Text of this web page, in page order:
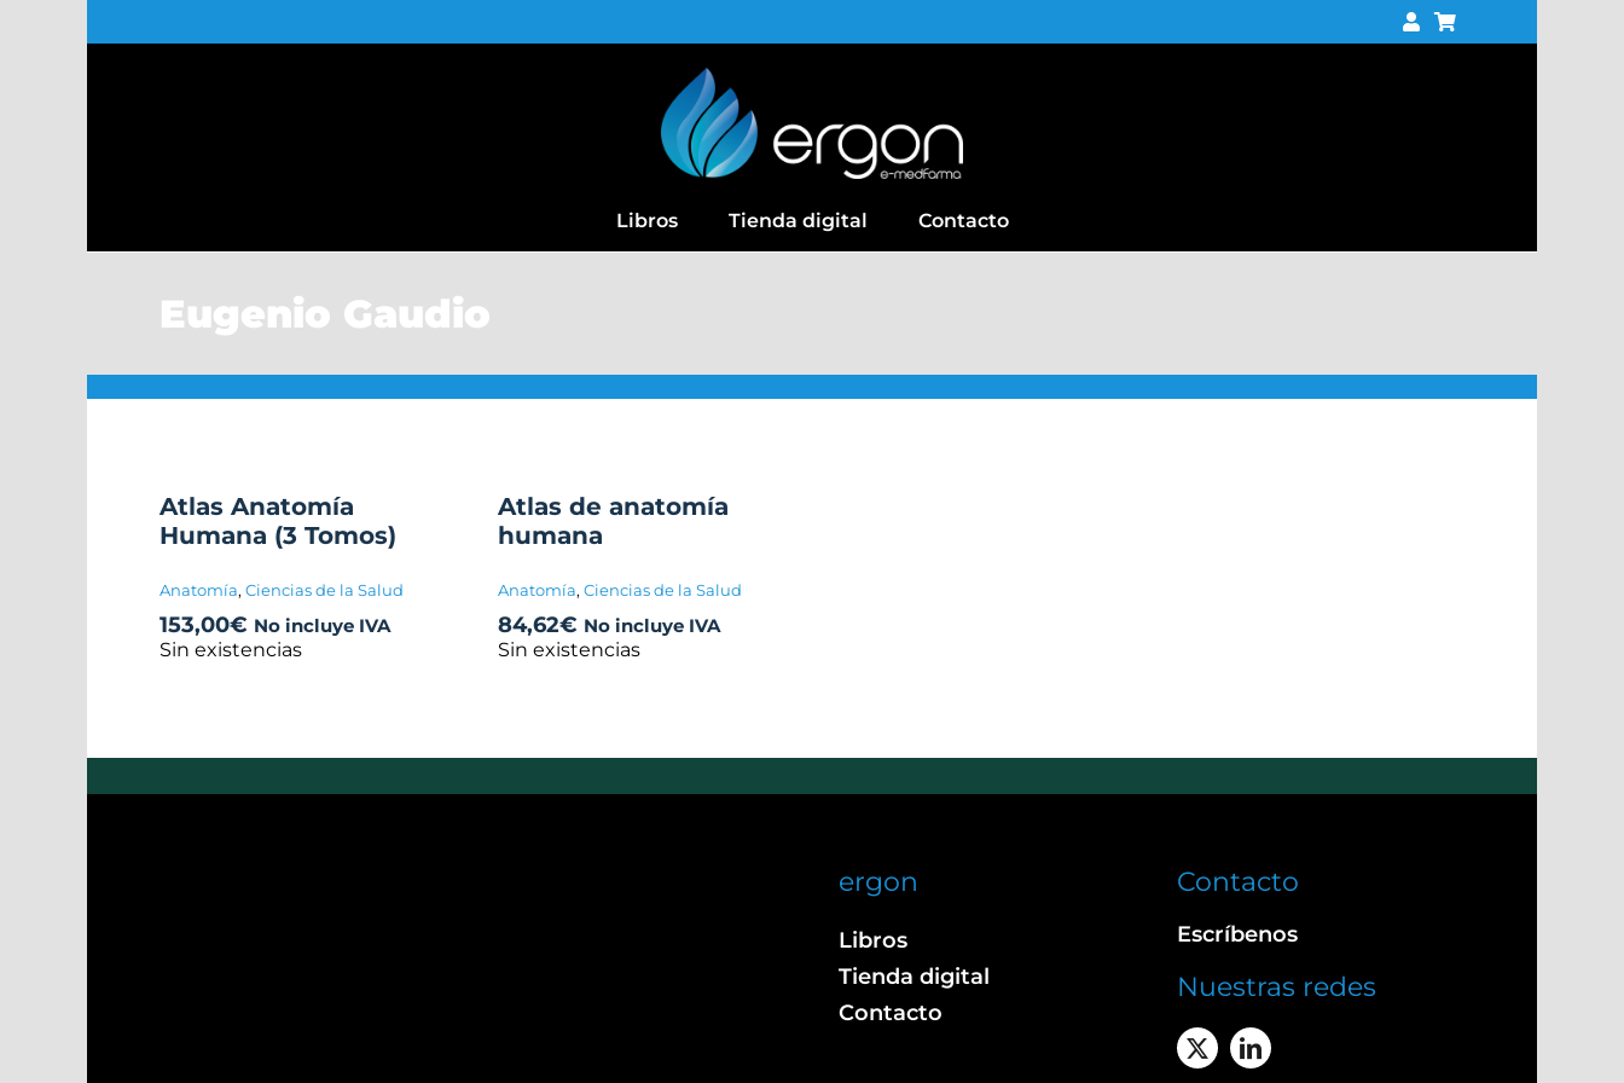
Libros Tienda digital Contacto
Eugenio Gaudio
Atlas Anatomía
Humana (3 Tomos)
Anatomía, Ciencias de la Salud
153,00€ No incluye IVA
Sin existencias
Atlas de anatomía
humana
Anatomía, Ciencias de la Salud
84,62€ No incluye IVA
Sin existencias
ergon
Libros
Tienda digital
Contacto
Contacto
Escríbenos
Nuestras redes